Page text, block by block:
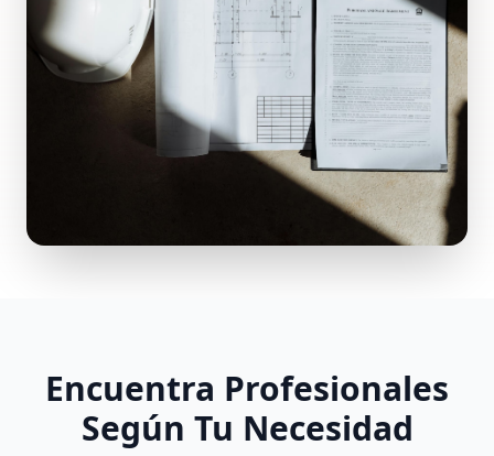
Encuentra Profesionales
Según Tu Necesidad